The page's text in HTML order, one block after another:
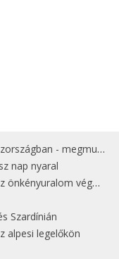
a 15 legjobbat
nap nyaral
végét jelentette
Szardínián
alpesi legelőkön